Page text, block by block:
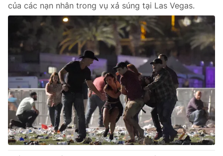
của các nạn nhân trong vụ xả súng tại Las Vegas.